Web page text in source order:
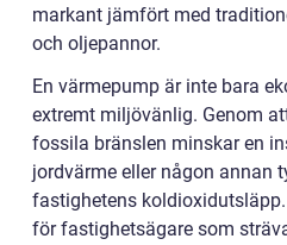
markant jämfört med
och oljepannor.
En värmepump är inte bara
extremt miljövänlig. Genom
fossila bränslen minskar en
jordvärme eller någon annan
fastighetens
för fastighetsägare som